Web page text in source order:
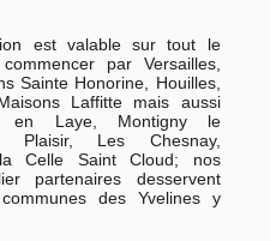
est valable sur tout le
par Versailles,
Sainte Honorine, Houilles,
Laffitte mais aussi
en Laye, Montigny le
Plaisir, Les Chesnay,
Celle Saint Cloud; nos
partenaires desservent
des Yvelines y